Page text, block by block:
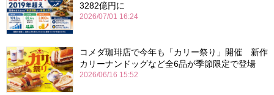
3282億円に
2026/07/01 16:24
コメダ珈琲店で今年も「カリー祭り」開催 新作
カリーナンドッグなど全6品が季節限定で登場
2026/06/16 15:52